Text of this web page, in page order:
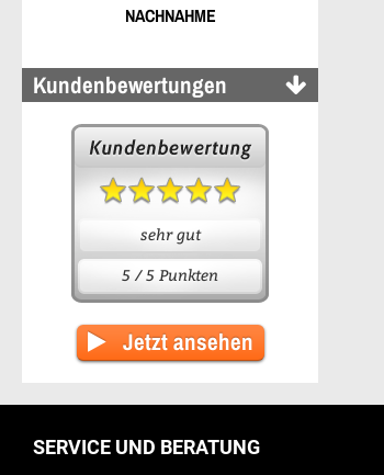
NACHNAHME
Kundenbewertungen
sehr gut
5 / 5 Punkten
Jetzt ansehen
SERVICE UND BERATUNG